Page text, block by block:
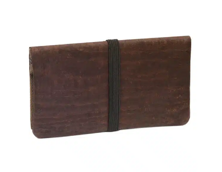
Farbe
Marke
Vegan